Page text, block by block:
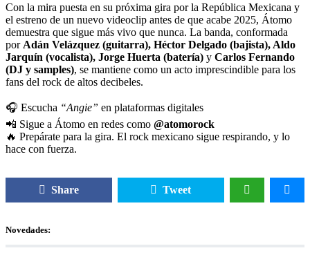
Con la mira puesta en su próxima gira por la República Mexicana y
el estreno de un nuevo videoclip antes de que acabe 2025, Átomo
demuestra que sigue más vivo que nunca. La banda, conformada
por Adán Velázquez (guitarra), Héctor Delgado (bajista), Aldo
Jarquín (vocalista), Jorge Huerta (batería) y Carlos Fernando
(DJ y samples), se mantiene como un acto imprescindible para los
fans del rock de altos decibeles.
🎧 Escucha “Angie” en plataformas digitales
📲 Sigue a Átomo en redes como @atomorock
🔥 Prepárate para la gira. El rock mexicano sigue respirando, y lo
hace con fuerza.
Share Tweet
Novedades: